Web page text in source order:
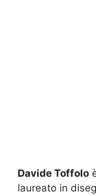
Davide Toffolo
laureato in